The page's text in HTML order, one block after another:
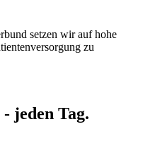
setzen wir auf hohe
zu
jeden Tag.